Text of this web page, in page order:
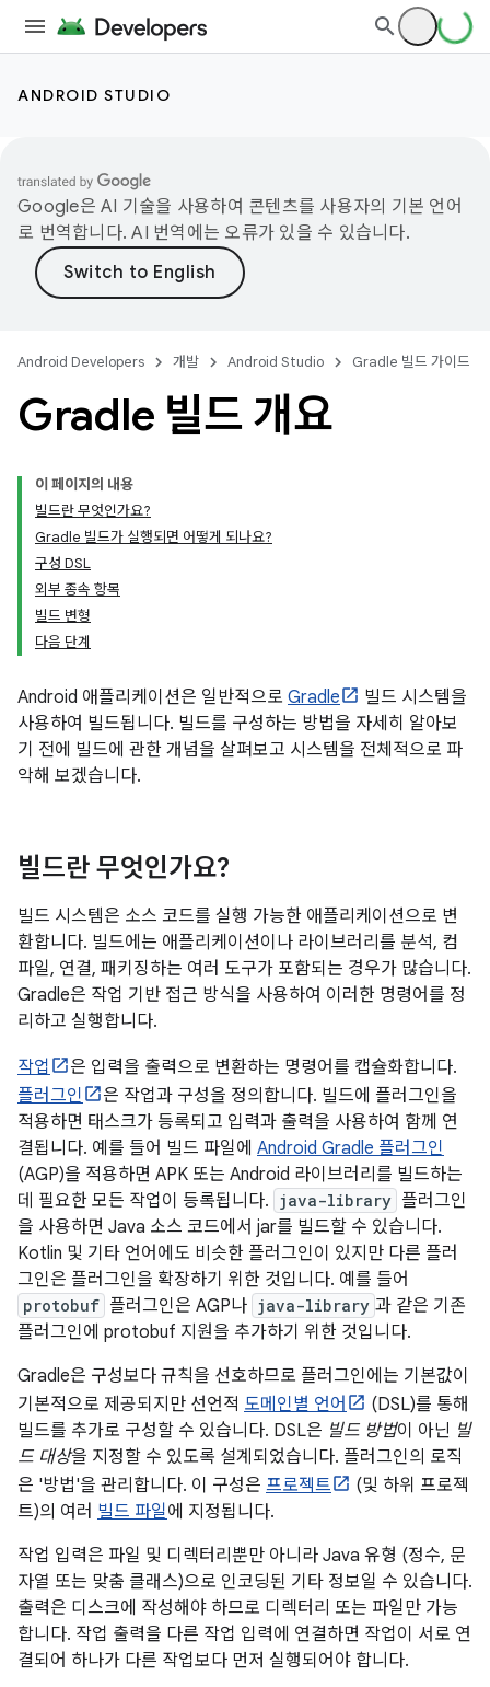
ANDROID STUDIO
Google은 AI 기술을 사용하여 콘텐츠를 사용자의 기본 언어
로 번역합니다. AI 번역에는 오류가 있을 수 있습니다.
Android Developers 개발 Android Studio Gradle 빌드 가이드
Gradle 빌드 개요
이 페이지의 내용
빌드란 무엇인가요?
Gradle 빌드가 실행되면 어떻게 되나요?
구성 DSL
외부 종속 항목
빌드 변형
다음 단계
Android 애플리케이션은 일반적으로 Gradle
빌드 시스템을
사용하여 빌드됩니다. 빌드를 구성하는 방법을 자세히 알아보
기 전에 빌드에 관한 개념을 살펴보고 시스템을 전체적으로 파
악해 보겠습니다.
빌드란 무엇인가요?
빌드 시스템은 소스 코드를 실행 가능한 애플리케이션으로 변
환합니다. 빌드에는 애플리케이션이나 라이브러리를 분석, 컴
파일, 연결, 패키징하는 여러 도구가 포함되는 경우가 많습니다.
Gradle은 작업 기반 접근 방식을 사용하여 이러한 명령어를 정
리하고 실행합니다.
작업
은 입력을 출력으로 변환하는 명령어를 캡슐화합니다.
플러그인
은 작업과 구성을 정의합니다. 빌드에 플러그인을
적용하면 태스크가 등록되고 입력과 출력을 사용하여 함께 연
결됩니다. 예를 들어 빌드 파일에 Android Gradle 플러그인
(AGP)을 적용하면 APK 또는 Android 라이브러리를 빌드하는
데 필요한 모든 작업이 등록됩니다. java-library 플러그인
을 사용하면 Java 소스 코드에서 jar를 빌드할 수 있습니다.
Kotlin 및 기타 언어에도 비슷한 플러그인이 있지만 다른 플러
그인은 플러그인을 확장하기 위한 것입니다. 예를 들어
protobuf 플러그인은 AGP나 java-library 과 같은 기존
플러그인에 protobuf 지원을 추가하기 위한 것입니다.
Gradle은 구성보다 규칙을 선호하므로 플러그인에는 기본값이
기본적으로 제공되지만 선언적 도메인별 언어
(DSL)를 통해
빌드를 추가로 구성할 수 있습니다. DSL은 빌드 방법이 아닌 빌
드 대상을 지정할 수 있도록 설계되었습니다. 플러그인의 로직
은 '방법'을 관리합니다. 이 구성은 프로젝트
(및 하위 프로젝
트)의 여러 빌드 파일에 지정됩니다.
작업 입력은 파일 및 디렉터리뿐만 아니라 Java 유형 (정수, 문
자열 또는 맞춤 클래스)으로 인코딩된 기타 정보일 수 있습니다.
출력은 디스크에 작성해야 하므로 디렉터리 또는 파일만 가능
합니다. 작업 출력을 다른 작업 입력에 연결하면 작업이 서로 연
결되어 하나가 다른 작업보다 먼저 실행되어야 합니다.